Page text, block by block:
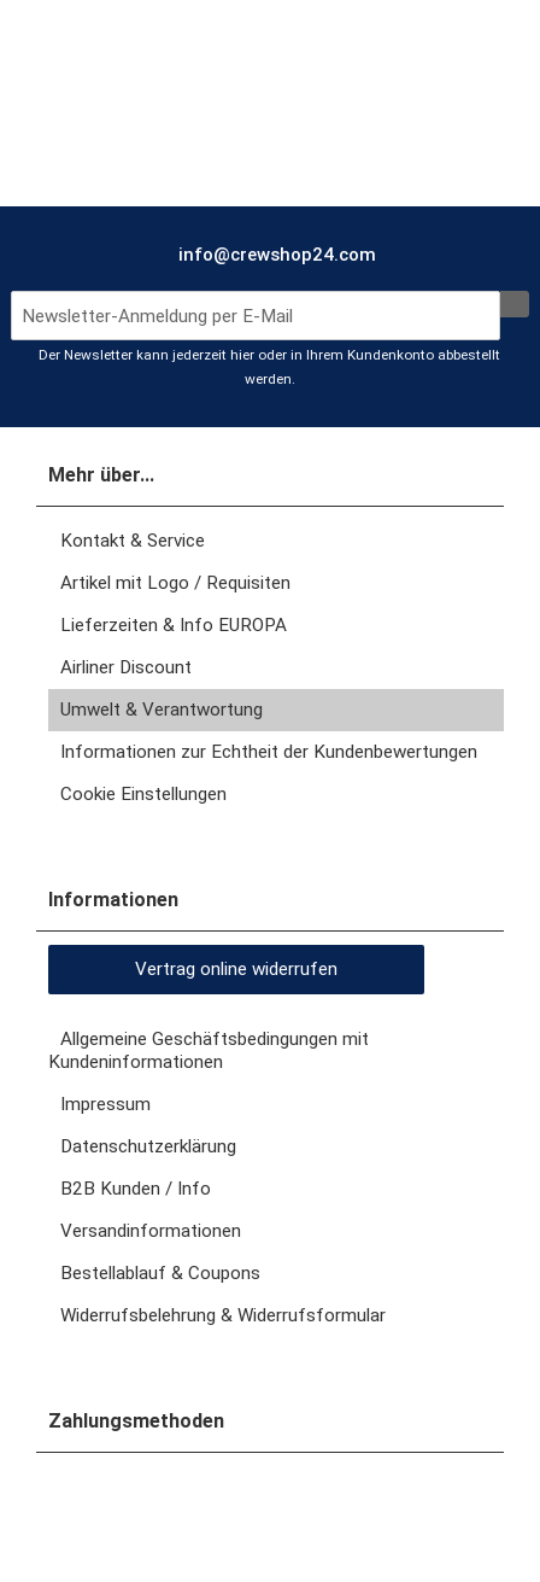
info@crewshop24.com
Der Newsletter kann jederzeit hier oder in Ihrem Kundenkonto abbestellt
werden.
Mehr über...
Kontakt & Service
Artikel mit Logo / Requisiten
Lieferzeiten & Info EUROPA
Airliner Discount
Umwelt & Verantwortung
Informationen zur Echtheit der Kundenbewertungen
Cookie Einstellungen
Informationen
Vertrag online widerrufen
Allgemeine Geschäftsbedingungen mit
Kundeninformationen
Impressum
Datenschutzerklärung
B2B Kunden / Info
Versandinformationen
Bestellablauf & Coupons
Widerrufsbelehrung & Widerrufsformular
Zahlungsmethoden